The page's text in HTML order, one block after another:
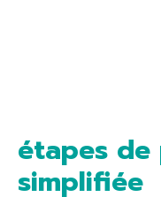
étapes
simplifiée